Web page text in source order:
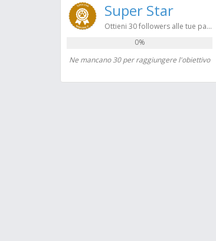
Super Star
Ottieni 30 followers alle tue pagine
0%
Ne mancano 30 per raggiungere l'obiettivo